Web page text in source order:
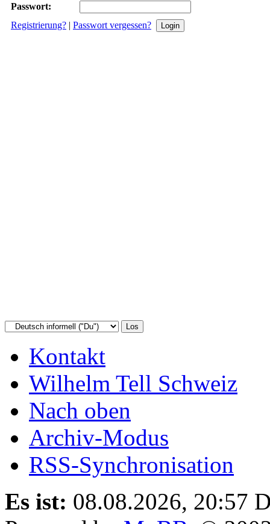
Passwort:
Registrierung? | Passwort vergessen?
Kontakt
Wilhelm Tell Schweiz
Nach oben
Archiv-Modus
RSS-Synchronisation
Es ist: 08.08.2026, 20:57